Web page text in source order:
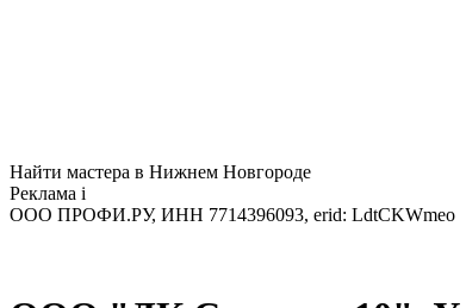
Найти мастера в Нижнем Новгороде
Реклама i
ООО ПРОФИ.РУ, ИНН 7714396093, erid: LdtCKWmeo